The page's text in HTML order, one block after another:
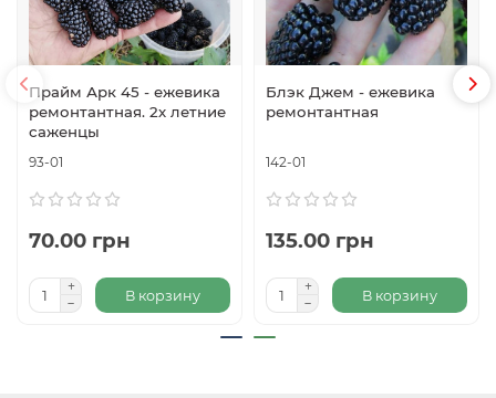
Прайм Арк 45 - ежевика
ремонтантная. 2х летние
саженцы
93-01
70.00 грн
В корзину
Блэк Джем - ежевика
ремонтантная
142-01
135.00 грн
В корзину